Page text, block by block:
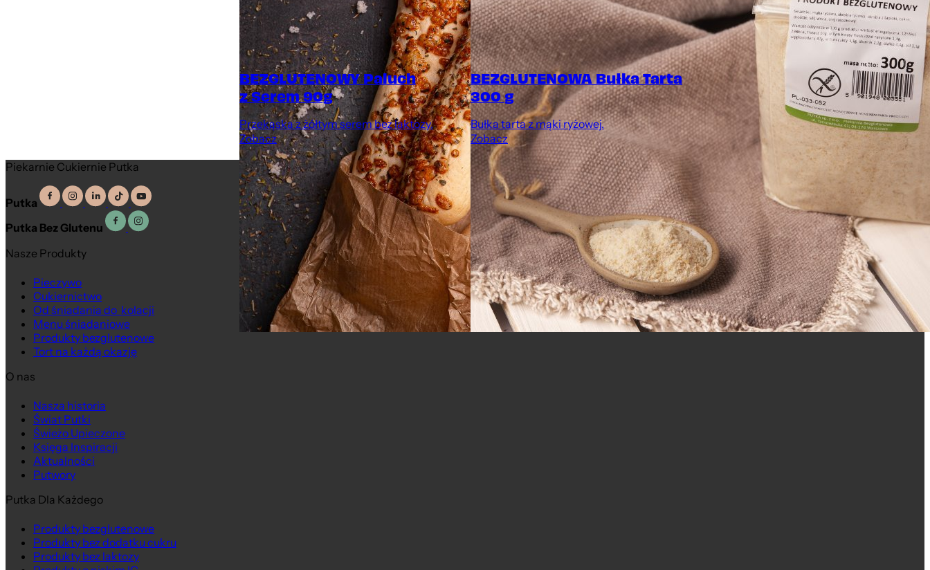
BEZGLUTENOWY Paluch
z Serem 90g
Przekąska z żółtym serem bez laktozy.
Zobacz
BEZGLUTENOWA Bułka Tarta
300 g
Bułka tarta z mąki ryżowej.
Zobacz
Piekarnie Cukiernie Putka
Putka
Putka Bez Glutenu
Nasze Produkty
Pieczywo
Cukiernictwo
Od śniadania do kolacji
Menu śniadaniowe
Produkty bezglutenowe
Tort na każdą okazję
O nas
Nasza historia
Świat Putki
Świeżo Upieczone
Księga Inspiracji
Aktualności
Putwory
Putka Dla Każdego
Produkty bezglutenowe
Produkty bez dodatku cukru
Produkty bez laktozy